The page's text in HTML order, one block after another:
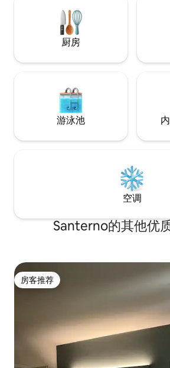
厨房
游泳池
空调
Santerno的其他优
房客推荐
房客推荐